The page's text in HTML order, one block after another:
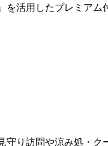
活用したプレミアム
り訪問や涼み処・